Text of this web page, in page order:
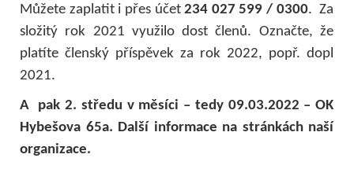
Můžete zaplatit i přes účet234 027 599 / 0300. Za
složitý rok 2021 využilo dost členů. Označte, že
platíte členský příspěvek za rok 2022, popř. dopl
2021.
A pak 2. středu v měsíci – tedy 09.03.2022 – OK
Hybešova 65a. Další informace na stránkách naší
organizace.